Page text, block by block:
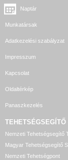
Naptár
Munkatársak
Adatkezelési szabályzat
Impresszum
Kapcsolat
Oldaltérkép
Panaszkezelés
Nemzeti Tehetségsegítő
Magyar Tehetségsegítő
Nemzeti Tehetségpont